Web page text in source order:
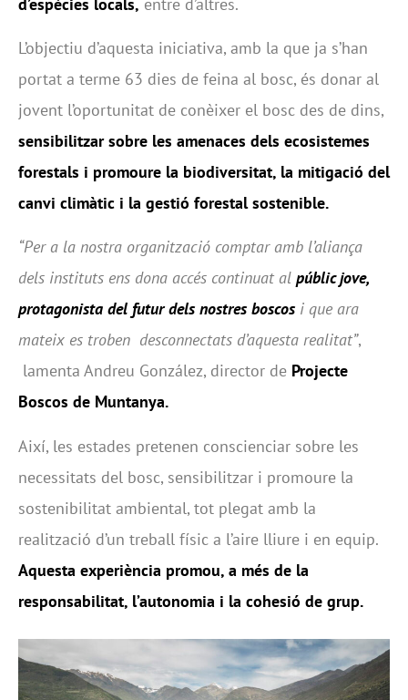
L’objectiu d’aquesta iniciativa, amb la que ja s’han
portat a terme 63 dies de feina al bosc, és donar al
jovent l’oportunitat de conèixer el bosc des de dins,
sensibilitzar sobre les amenaces dels ecosistemes
forestals i promoure la biodiversitat, la mitigació del
canvi climàtic i la gestió forestal sostenible.
“Per a la nostra organització comptar amb l’aliança
dels instituts ens dona accés continuat al públic jove,
protagonista del futur dels nostres boscos i que ara
mateix es troben desconnectats d’aquesta realitat”,
lamenta Andreu González, director de Projecte
Boscos de Muntanya.
Així, les estades pretenen conscienciar sobre les
necessitats del bosc, sensibilitzar i promoure la
sostenibilitat ambiental, tot plegat amb la
realització d’un treball físic a l’aire lliure i en equip.
Aquesta experiència promou, a més de la
responsabilitat, l’autonomia i la cohesió de grup.